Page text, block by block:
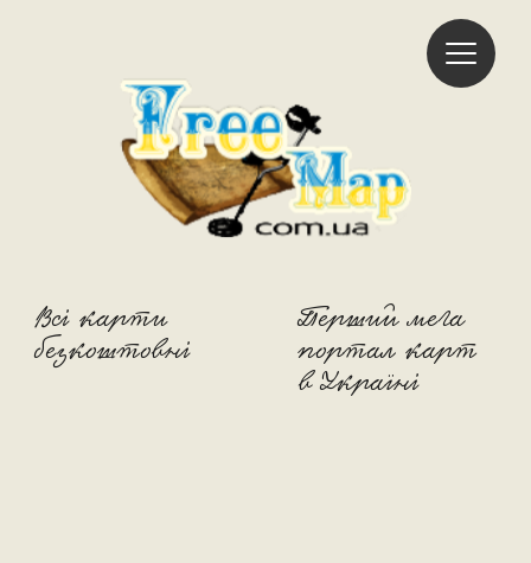
Всі карти
безкоштовні
Freemap
Перший мега
портал карт
в Україні